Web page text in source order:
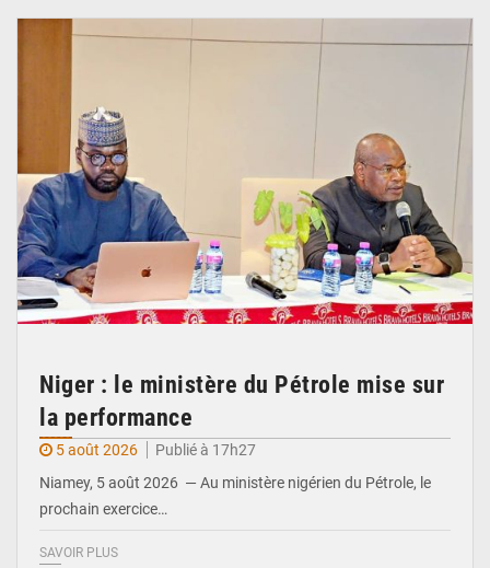
Niger : le ministère du Pétrole mise sur
la performance
5 août 2026
Publié à 17h27
Niamey, 5 août 2026 — Au ministère nigérien du Pétrole, le
prochain exercice…
SAVOIR PLUS